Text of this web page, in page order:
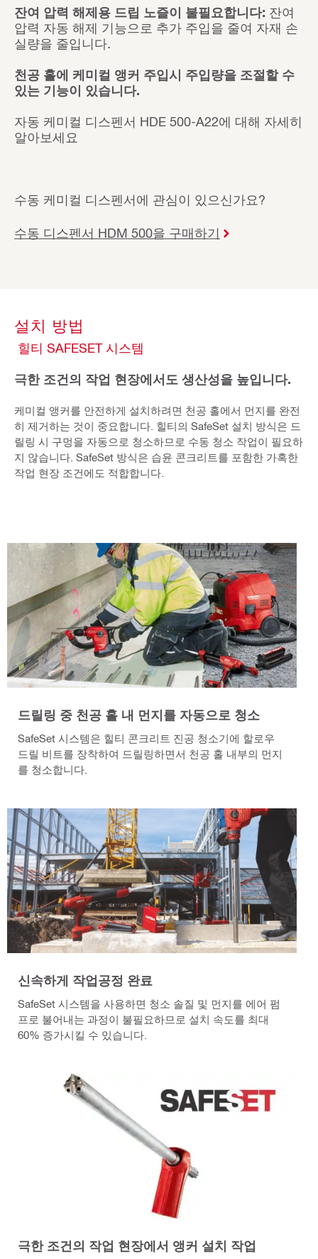
잔여 압력 해제용 드립 노즐이 불필요합니다: 잔여
압력 자동 해제 기능으로 추가 주입을 줄여 자재 손
실량을 줄입니다.
천공 홀에 케미컬 앵커 주입시 주입량을 조절할 수
있는 기능이 있습니다.
자동 케미컬 디스펜서 HDE 500-A22에 대해 자세히
알아보세요
수동 케미컬 디스펜서에 관심이 있으신가요?
수동 디스펜서 HDM 500을 구매하기
설치 방법
힐티 SAFESET 시스템
극한 조건의 작업 현장에서도 생산성을 높입니다.
케미컬 앵커를 안전하게 설치하려면 천공 홀에서 먼지를 완전
히 제거하는 것이 중요합니다. 힐티의 SafeSet 설치 방식은 드
릴링 시 구멍을 자동으로 청소하므로 수동 청소 작업이 필요하
지 않습니다. SafeSet 방식은 습윤 콘크리트를 포함한 가혹한
작업 현장 조건에도 적합합니다.
드릴링 중 천공 홀 내 먼지를 자동으로 청소
SafeSet 시스템은 힐티 콘크리트 진공 청소기에 할로우
드릴 비트를 장착하여 드릴링하면서 천공 홀 내부의 먼지
를 청소합니다.
신속하게 작업공정 완료
SafeSet 시스템을 사용하면 청소 솔질 및 먼지를 에어 펌
프로 불어내는 과정이 불필요하므로 설치 속도를 최대
60% 증가시킬 수 있습니다.
극한 조건의 작업 현장에서 앵커 설치 작업